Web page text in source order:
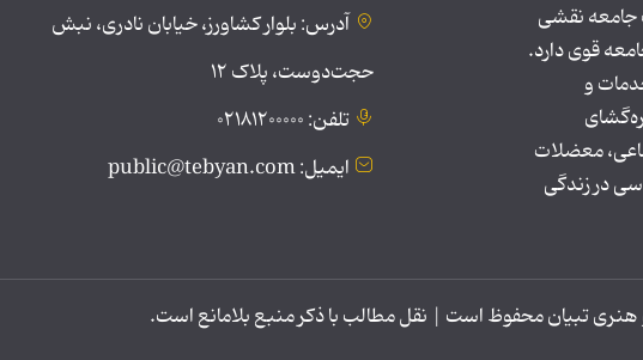
جامعه نقشی
قوی دارد.
و
معضلات
در زندگی
آدرس: بلوار کشاورز، خیابان نادری، نبش
حجت‌دوست، پلاک ۱۲
تلفن: ۰۲۱۸۱۲۰۰۰۰۰
ایمیل: public@tebyan.com
تبیان محفوظ است | نقل مطالب با ذکر منبع بلامانع است.